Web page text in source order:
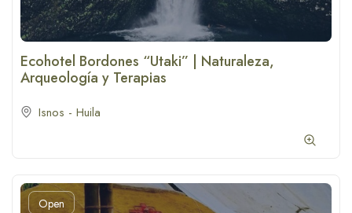
Ecohotel Bordones “Utaki” | Naturaleza,
Arqueología y Terapias
Isnos - Huila
Open